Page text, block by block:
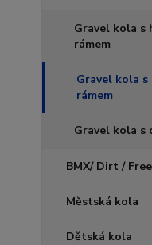
Gravel kola s
rámem
Gravel kola
rámem
Gravel kola s
BMX/ Dirt /
Městská kola
Dětská kola